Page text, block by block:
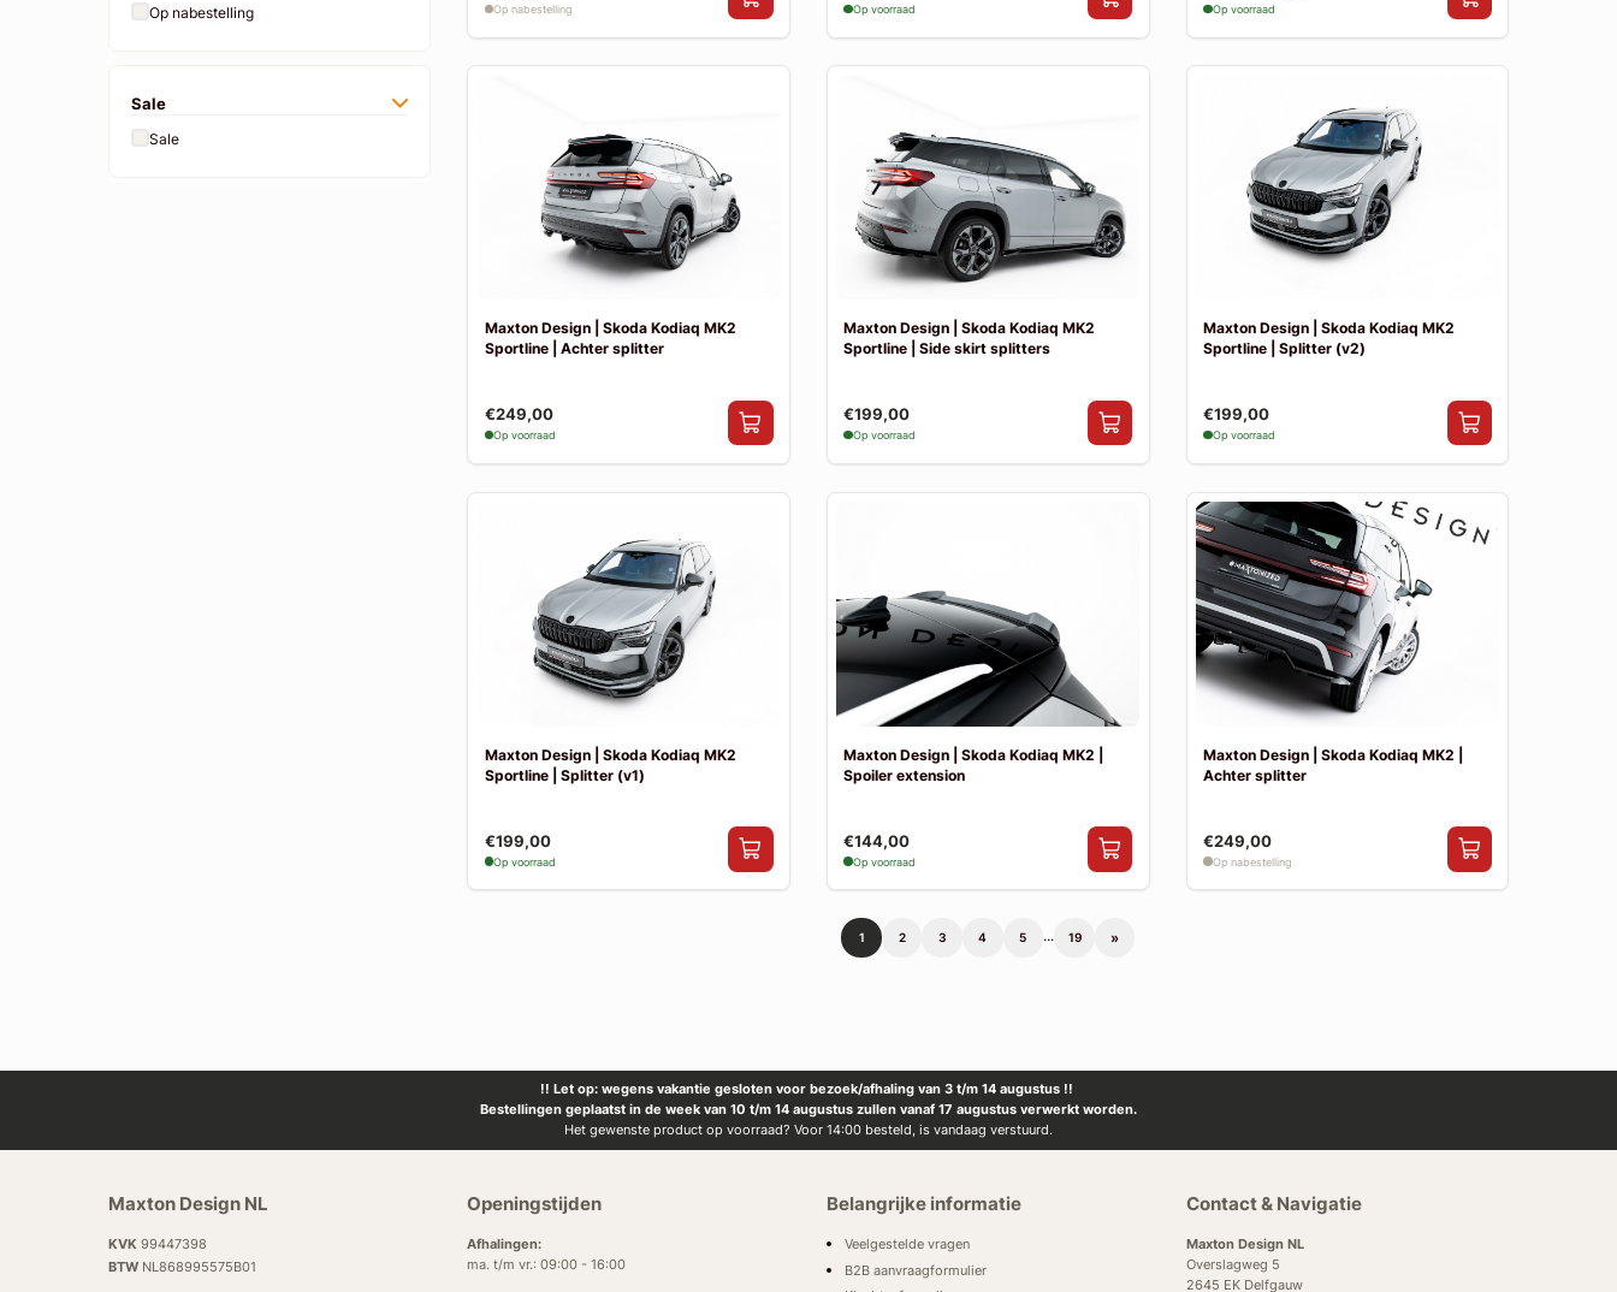
Op nabestelling
Sale
Sale
Op nabestelling Op voorraad Op voorraad
Maxton Design | Skoda Kodiaq MK2
Sportline | Achter splitter
€249,00
Op voorraad
Maxton Design | Skoda Kodiaq MK2
Sportline | Side skirt splitters
€199,00
Op voorraad
Maxton Design | Skoda Kodiaq MK2
Sportline | Splitter (v2)
€199,00
Op voorraad
Maxton Design | Skoda Kodiaq MK2
Sportline | Splitter (v1)
€199,00
Op voorraad
Maxton Design | Skoda Kodiaq MK2 |
Spoiler extension
€144,00
Op voorraad
Maxton Design | Skoda Kodiaq MK2 |
Achter splitter
€249,00
Op nabestelling
1 2 3 4 5 ... 19 »
!! Let op: wegens vakantie gesloten voor bezoek/afhaling van 3 t/m 14 augustus !!
Bestellingen geplaatst in de week van 10 t/m 14 augustus zullen vanaf 17 augustus verwerkt worden.
Het gewenste product op voorraad? Voor 14:00 besteld, is vandaag verstuurd.
Maxton Design NL
KVK 99447398
BTWNL868995575B01
Openingstijden
Afhalingen:
ma. t/m vr.: 09:00 - 16:00
Belangrijke informatie
Veelgestelde vragen
B2B aanvraagformulier
Contact & Navigatie
Maxton Design NL
Overslagweg 5
2645 EK Delfgauw